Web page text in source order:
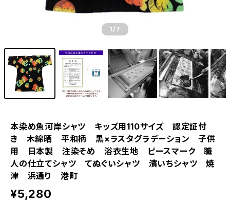
1 /7
本染め魚河岸シャツ キッズ用110サイズ 認定証付
き 木綿晒 平和柄 黒×ラスタグラデーション 子供
用 日本製 注染そめ 浴衣生地 ピースマーク 職
人の仕立てシャツ てぬぐいシャツ 濱いちシャツ 焼
津 浜通り 港町
¥5,280